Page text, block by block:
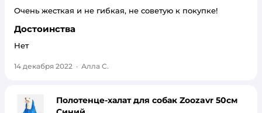
Очень жесткая и не гибкая, не советую к покупке!
Достоинства
Нет
14 декабря 2022 · Алла С.
Полотенце-халат для собак Zoozavr 50см